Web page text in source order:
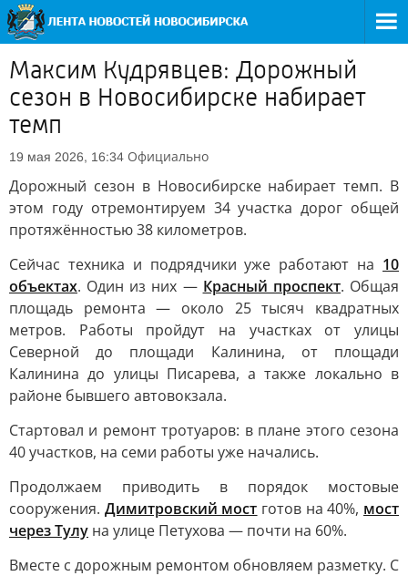
Максим Кудрявцев: Дорожный
сезон в Новосибирске набирает
темп
19 мая 2026, 16:34 Официально
Дорожный сезон в Новосибирске набирает темп. В
этом году отремонтируем 34 участка дорог общей
протяжённостью 38 километров.
Сейчас техника и подрядчики уже работают на 10
объектах. Один из них — Красный проспект. Общая
площадь ремонта — около 25 тысяч квадратных
метров. Работы пройдут на участках от улицы
Северной до площади Калинина, от площади
Калинина до улицы Писарева, а также локально в
районе бывшего автовокзала.
Стартовал и ремонт тротуаров: в плане этого сезона
40 участков, на семи работы уже начались.
Продолжаем приводить в порядок мостовые
сооружения. Димитровский мост готов на 40%, мост
через Тулу на улице Петухова — почти на 60%.
Вместе с дорожным ремонтом обновляем разметку. С